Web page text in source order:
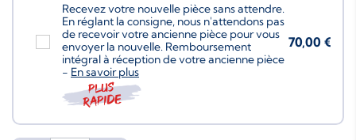
Recevez votre nouvelle pièce sans attendre.
En réglant la consigne, nous n'attendons pas
de recevoir votre ancienne pièce pour vous
envoyer la nouvelle. Remboursement
intégral à réception de votre ancienne pièce
- En savoir plus
Plus
rapide
70,00 €